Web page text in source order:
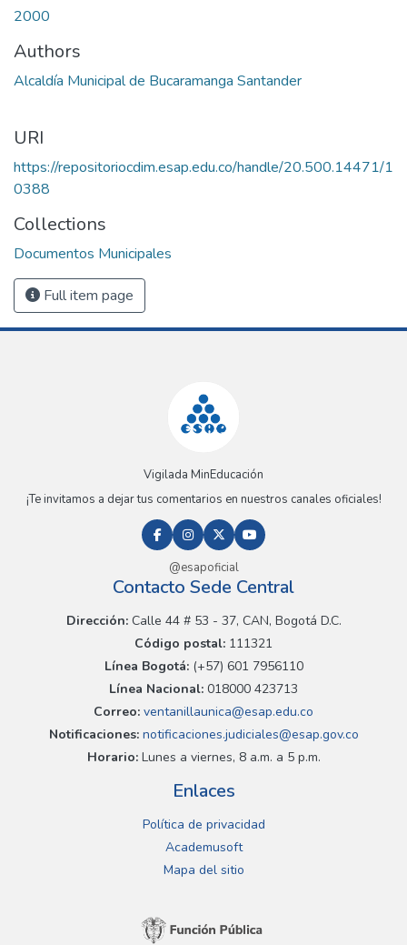
2000
Authors
Alcaldía Municipal de Bucaramanga Santander
URI
https://repositoriocdim.esap.edu.co/handle/20.500.14471/1
0388
Collections
Documentos Municipales
Full item page
Vigilada MinEducación
¡Te invitamos a dejar tus comentarios en nuestros canales oficiales!
@esapoficial
Contacto Sede Central
Dirección:Calle 44 # 53 - 37, CAN, Bogotá D.C.
Código postal: 111321
Línea Bogotá:(+57) 601 7956110
Línea Nacional: 018000 423713
Correo: ventanillaunica@esap.edu.co
Notificaciones:notificaciones.judiciales@esap.gov.co
Horario:Lunes a viernes, 8 a.m. a 5 p.m.
Enlaces
Política de privacidad
Academusoft
Mapa del sitio